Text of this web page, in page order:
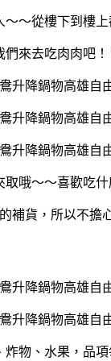
～從樓下到樓上
們來去吃肉肉吧！
哦～～喜歡吃
補貨，所以不擔
炸物、水果，品